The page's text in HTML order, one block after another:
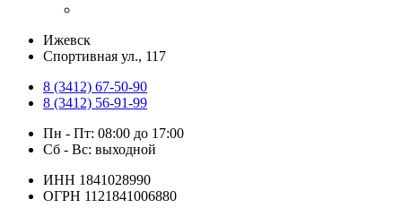
Ижевск
​Спортивная ул., 117
8 (3412) 67-50-90
8 (3412) 56-91-99
Пн - Пт: 08:00 до 17:00
Сб - Вс: выходной
ИНН 1841028990
ОГРН 1121841006880